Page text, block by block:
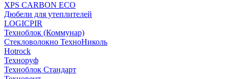
XPS CARBON ECO
Дюбели для утеплителей
LOGICPIR
Техноблок (Коммунар)
Стекловолокно ТехноНиколь
Hotrock
Технoруф
Техноблок Стандарт